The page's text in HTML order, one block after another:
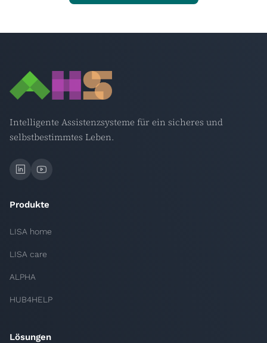
Intelligente Assistenzsysteme für ein sicheres und
selbstbestimmtes Leben.
Produkte
LISA home
LISA care
ALPHA
HUB4HELP
Lösungen